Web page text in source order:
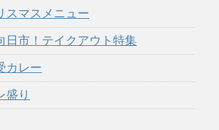
スマスメニュー
日市！テイクアウト特集
カレー
盛り